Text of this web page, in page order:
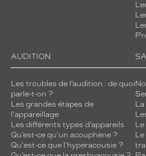
AUDITION
Les troubles de l’audition : de quoi
parle-t-on ?
Les grandes étapes de
l'appareillage
Les différents types d’appareils
Qu’est-ce qu'un acouphène ?
Qu'est-ce que l'hyperacousie ?